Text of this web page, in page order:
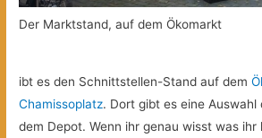
Der Marktstand, auf dem Ökomarkt
ibt es den Schnittstellen-Stand auf dem
Chamissoplatz. Dort gibt es eine Auswahl
dem Depot. Wenn ihr genau wisst was ihr